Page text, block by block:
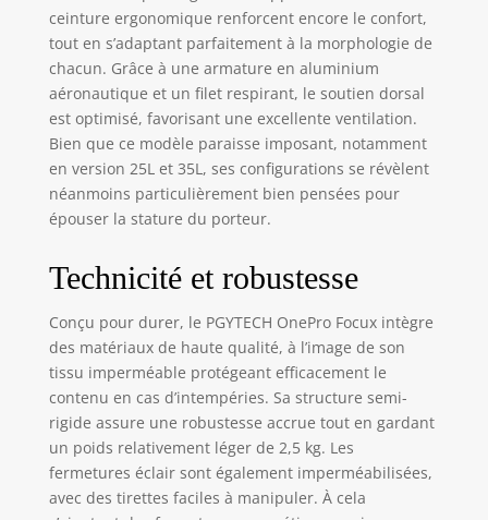
organisé du
matériel et un
accès facile
Options de
stockage
polyvalentes :
Poche interne
avant pour les
articles
fréquemment
gauche pour les
et les étuis de
lecteur de carte ;
Poches de batterie
droites avec
indicateurs de
latérales doubles
pour les trépieds
et les bouteilles
ceinture ergonomique renforcent encore le confort,
tout en s’adaptant parfaitement à la morphologie de
chacun. Grâce à une armature en aluminium
aéronautique et un filet respirant, le soutien dorsal
est optimisé, favorisant une excellente ventilation.
Bien que ce modèle paraisse imposant, notamment
en version 25L et 35L, ses configurations se révèlent
néanmoins particulièrement bien pensées pour
épouser la stature du porteur.
Technicité et robustesse
Conçu pour durer, le PGYTECH OnePro Focux intègre
des matériaux de haute qualité, à l’image de son
tissu imperméable protégeant efficacement le
contenu en cas d’intempéries. Sa structure semi-
rigide assure une robustesse accrue tout en gardant
un poids relativement léger de 2,5 kg. Les
fermetures éclair sont également imperméabilisées,
avec des tirettes faciles à manipuler. À cela